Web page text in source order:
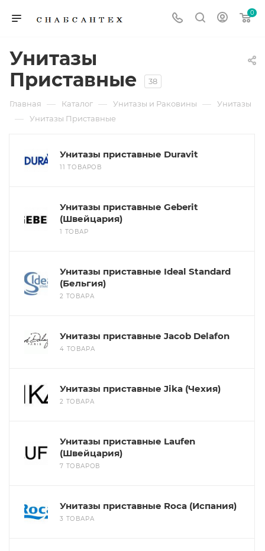
0
Унитазы
Приставные
38
Главная — Каталог — Унитазы и Раковины — Унитазы
— Унитазы Приставные
Унитазы приставные Duravit
11 ТОВАРОВ
Унитазы приставные Geberit
(Швейцария)
1 ТОВАР
Унитазы приставные Ideal Standard
(Бельгия)
2 ТОВАРА
Унитазы приставные Jacob Delafon
4 ТОВАРА
Унитазы приставные Jika (Чехия)
2 ТОВАРА
Унитазы приставные Laufen
(Швейцария)
7 ТОВАРОВ
Унитазы приставные Roca (Испания)
3 ТОВАРА